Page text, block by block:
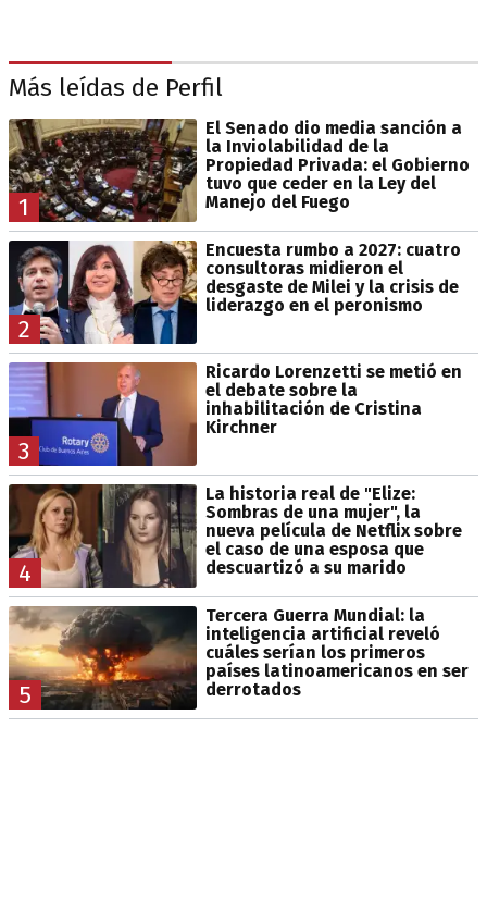
Más leídas de Perfil
1
El Senado dio media sanción a
la Inviolabilidad de la
Propiedad Privada: el Gobierno
tuvo que ceder en la Ley del
Manejo del Fuego
2
Encuesta rumbo a 2027: cuatro
consultoras midieron el
desgaste de Milei y la crisis de
liderazgo en el peronismo
3
Ricardo Lorenzetti se metió en
el debate sobre la
inhabilitación de Cristina
Kirchner
4
La historia real de "Elize:
Sombras de una mujer", la
nueva película de Netflix sobre
el caso de una esposa que
descuartizó a su marido
5
Tercera Guerra Mundial: la
inteligencia artificial reveló
cuáles serían los primeros
países latinoamericanos en ser
derrotados